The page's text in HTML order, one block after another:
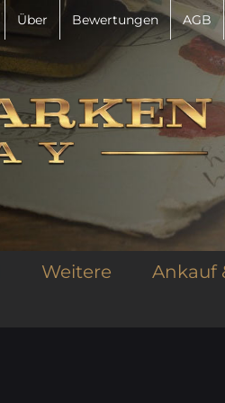
Über Bewertungen AGB
Weitere Ankauf